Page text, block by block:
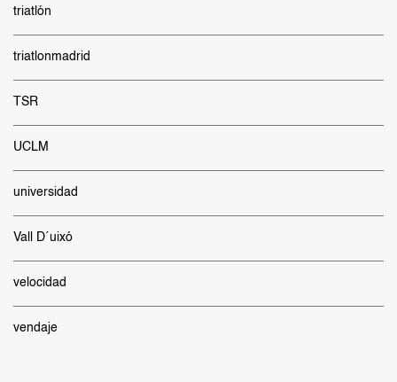
triatlón
triatlonmadrid
TSR
UCLM
universidad
Vall D´uixó
velocidad
vendaje